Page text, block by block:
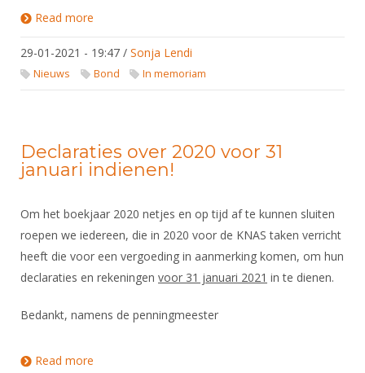
Read more
29-01-2021 - 19:47 / Sonja Lendi
Nieuws Bond In memoriam
Declaraties over 2020 voor 31
januari indienen!
Om het boekjaar 2020 netjes en op tijd af te kunnen sluiten
roepen we iedereen, die in 2020 voor de KNAS taken verricht
heeft die voor een vergoeding in aanmerking komen, om hun
declaraties en rekeningen voor 31 januari 2021 in te dienen.
Bedankt, namens de penningmeester
Read more